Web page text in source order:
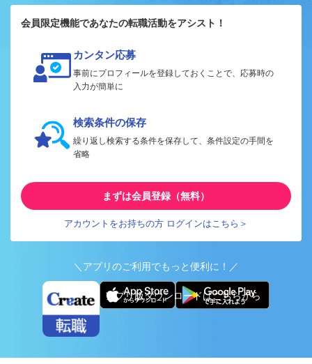
会員限定機能であなたの転職活動をアシスト！
カンタン応募
事前にプロフィールを登録しておくことで、応募時の
入力が簡単に
検索条件の保存
繰り返し検索する条件を保存して、条件設定の手間を
省略
まずは会員登録（無料）
アカウントをお持ちの方 ログインはこちら＞
＼アプリのご利用でもっと便利に！／
アプリ版ダウンロードはこちらから